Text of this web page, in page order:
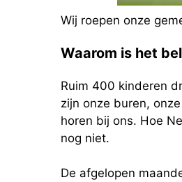
Wij roepen onze
Waarom is het
Ruim 400 kinderen
zijn onze buren,
horen bij ons. Hoe
nog niet.
De afgelopen